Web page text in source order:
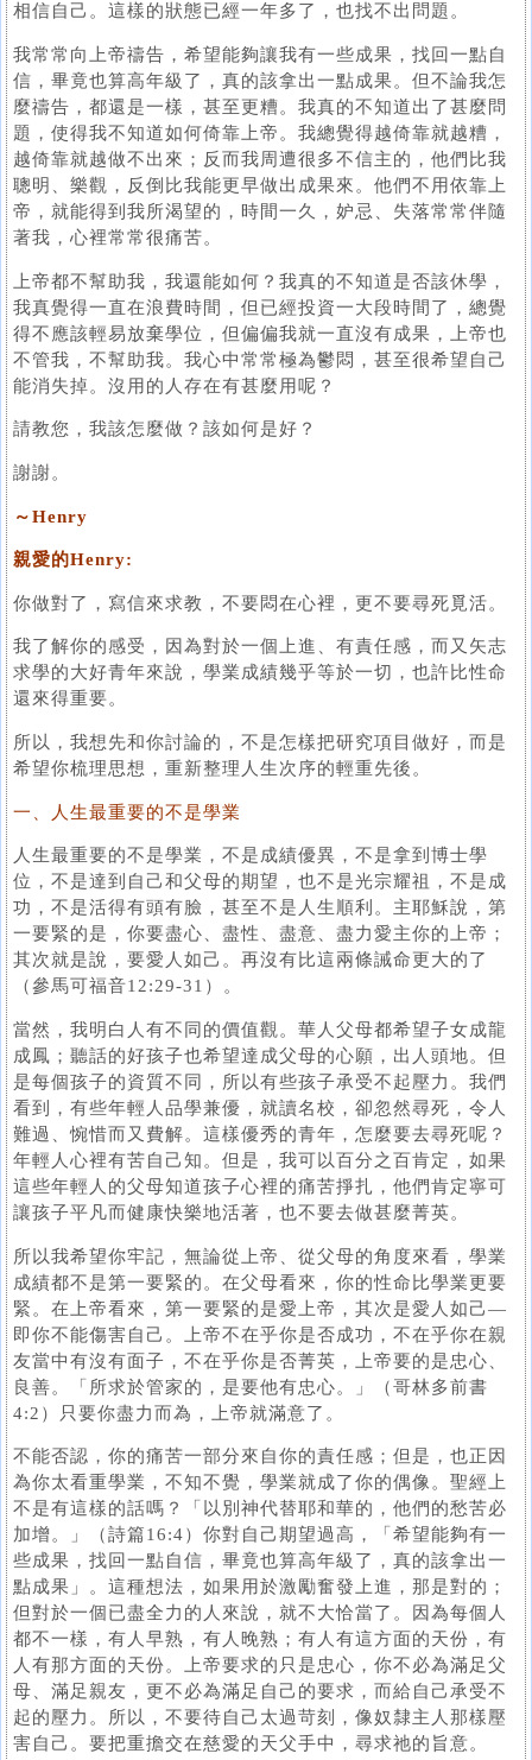
相信自己。這樣的狀態已經一年多了，也找不出問題。
我常常向上帝禱告，希望能夠讓我有一些成果，找回一點自
信，畢竟也算高年級了，真的該拿出一點成果。但不論我怎
麼禱告，都還是一樣，甚至更糟。我真的不知道出了甚麼問
題，使得我不知道如何倚靠上帝。我總覺得越倚靠就越糟，
越倚靠就越做不出來；反而我周遭很多不信主的，他們比我
聰明、樂觀，反倒比我能更早做出成果來。他們不用依靠上
帝，就能得到我所渴望的，時間一久，妒忌、失落常常伴隨
著我，心裡常常很痛苦。
上帝都不幫助我，我還能如何？我真的不知道是否該休學，
我真覺得一直在浪費時間，但已經投資一大段時間了，總覺
得不應該輕易放棄學位，但偏偏我就一直沒有成果，上帝也
不管我，不幫助我。我心中常常極為鬱悶，甚至很希望自己
能消失掉。沒用的人存在有甚麼用呢？
請教您，我該怎麼做？該如何是好？
謝謝。
～Henry
親愛的Henry:
你做對了，寫信來求教，不要悶在心裡，更不要尋死覓活。
我了解你的感受，因為對於一個上進、有責任感，而又矢志
求學的大好青年來說，學業成績幾乎等於一切，也許比性命
還來得重要。
所以，我想先和你討論的，不是怎樣把研究項目做好，而是
希望你梳理思想，重新整理人生次序的輕重先後。
一、人生最重要的不是學業
人生最重要的不是學業，不是成績優異，不是拿到博士學
位，不是達到自己和父母的期望，也不是光宗耀祖，不是成
功，不是活得有頭有臉，甚至不是人生順利。主耶穌說，第
一要緊的是，你要盡心、盡性、盡意、盡力愛主你的上帝；
其次就是說，要愛人如己。再沒有比這兩條誡命更大的了
（參馬可福音12:29-31）。
當然，我明白人有不同的價值觀。華人父母都希望子女成龍
成鳳；聽話的好孩子也希望達成父母的心願，出人頭地。但
是每個孩子的資質不同，所以有些孩子承受不起壓力。我們
看到，有些年輕人品學兼優，就讀名校，卻忽然尋死，令人
難過、惋惜而又費解。這樣優秀的青年，怎麼要去尋死呢？
年輕人心裡有苦自己知。但是，我可以百分之百肯定，如果
這些年輕人的父母知道孩子心裡的痛苦掙扎，他們肯定寧可
讓孩子平凡而健康快樂地活著，也不要去做甚麼菁英。
所以我希望你牢記，無論從上帝、從父母的角度來看，學業
成績都不是第一要緊的。在父母看來，你的性命比學業更要
緊。在上帝看來，第一要緊的是愛上帝，其次是愛人如己—
即你不能傷害自己。上帝不在乎你是否成功，不在乎你在親
友當中有沒有面子，不在乎你是否菁英，上帝要的是忠心、
良善。「所求於管家的，是要他有忠心。」（哥林多前書
4:2）只要你盡力而為，上帝就滿意了。
不能否認，你的痛苦一部分來自你的責任感；但是，也正因
為你太看重學業，不知不覺，學業就成了你的偶像。聖經上
不是有這樣的話嗎？「以別神代替耶和華的，他們的愁苦必
加增。」（詩篇16:4）你對自己期望過高，「希望能夠有一
些成果，找回一點自信，畢竟也算高年級了，真的該拿出一
點成果」。這種想法，如果用於激勵奮發上進，那是對的；
但對於一個已盡全力的人來說，就不大恰當了。因為每個人
都不一樣，有人早熟，有人晚熟；有人有這方面的天份，有
人有那方面的天份。上帝要求的只是忠心，你不必為滿足父
母、滿足親友，更不必為滿足自己的要求，而給自己承受不
起的壓力。所以，不要待自己太過苛刻，像奴隸主人那樣壓
害自己。要把重擔交在慈愛的天父手中，尋求祂的旨意。